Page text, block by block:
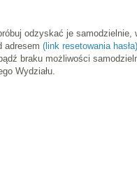
odzyskać je samodzielnie,
adresem (link resetowania
braku możliwości
Wydziału.